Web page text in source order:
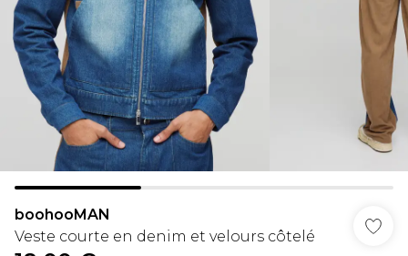
boohooMAN
Veste courte en denim et velours côtelé